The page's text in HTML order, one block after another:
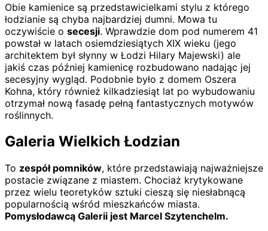
Obie kamienice są przedstawicielkami stylu z którego
łodzianie są chyba najbardziej dumni. Mowa tu
oczywiście o secesji. Wprawdzie dom pod numerem 41
powstał w latach osiemdziesiątych XIX wieku (jego
architektem był słynny w Łodzi Hilary Majewski) ale
jakiś czas później kamienicę rozbudowano nadając jej
secesyjny wygląd. Podobnie było z domem Oszera
Kohna, który również kilkadziesiąt lat po wybudowaniu
otrzymał nową fasadę pełną fantastycznych motywów
roślinnych.
Galeria Wielkich Łodzian
To zespół pomników, które przedstawiają najważniejsze
postacie związane z miastem. Chociaż krytykowane
przez wielu teoretyków sztuki cieszą się niesłabnącą
popularnością wśród mieszkańców miasta.
Pomysłodawcą Galerii jest Marcel Szytenchelm.